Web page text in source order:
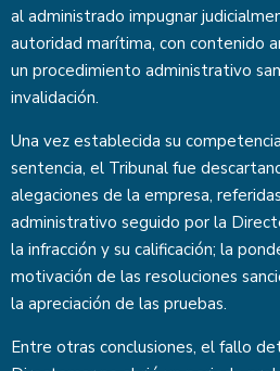
al administrado impugnar
autoridad marítima, con contenido
un procedimiento administrativo
invalidación.
Una vez establecida su
sentencia, el Tribunal fue
alegaciones de la empresa,
administrativo seguido por la
la infracción y su calificación; la
motivación de las resoluciones
la apreciación de las pruebas.
Entre otras conclusiones, el fallo